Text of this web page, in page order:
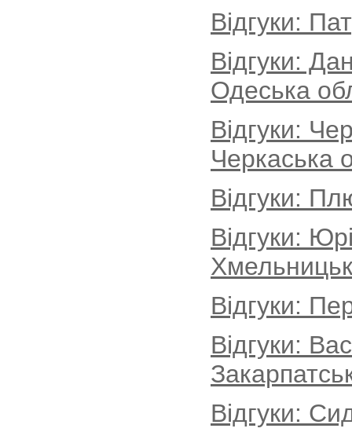
Відгуки:
Відгуки:
Одеська
Відгуки:
Черкаська
Відгуки:
Відгуки:
Відгуки:
Відгуки:
Відгуки: